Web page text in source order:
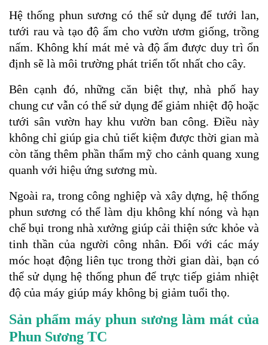
Hệ thống phun sương có thể sử dụng để tưới lan,
tưới rau và tạo độ ẩm cho vườn ươm giống, trồng
nấm. Không khí mát mẻ và độ ẩm được duy trì ổn
định sẽ là môi trường phát triển tốt nhất cho cây.
Bên cạnh đó, những căn biệt thự, nhà phố hay
chung cư vẫn có thể sử dụng để giảm nhiệt độ hoặc
tưới sân vườn hay khu vườn ban công. Điều này
không chỉ giúp gia chủ tiết kiệm được thời gian mà
còn tăng thêm phần thẩm mỹ cho cảnh quang xung
quanh với hiệu ứng sương mù.
Ngoài ra, trong công nghiệp và xây dựng, hệ thống
phun sương có thể làm dịu không khí nóng và hạn
chế bụi trong nhà xưởng giúp cải thiện sức khỏe và
tinh thần của người công nhân. Đối với các máy
móc hoạt động liên tục trong thời gian dài, bạn có
thể sử dụng hệ thống phun để trực tiếp giảm nhiệt
độ của máy giúp máy không bị giảm tuổi thọ.
Sản phẩm máy phun sương làm mát của
Phun Sương TC